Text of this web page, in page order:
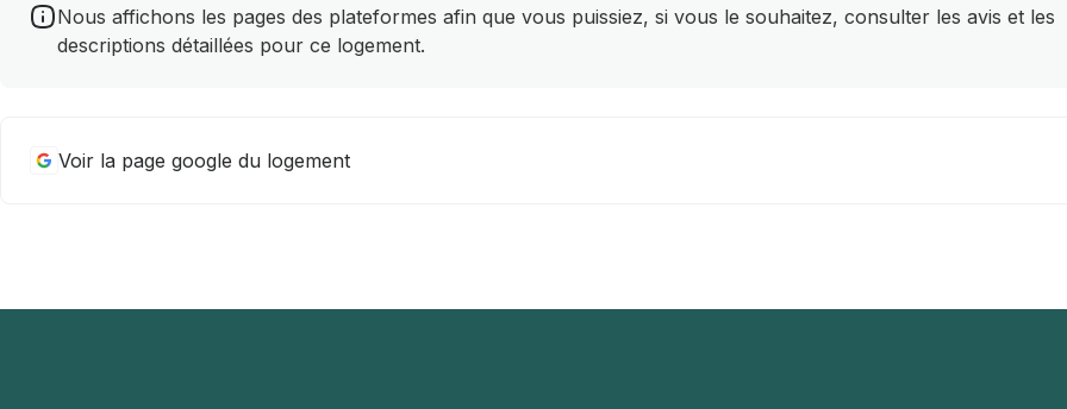
Nous affichons les pages des plateformes afin que vous puissiez, si vous le souhaitez, consulter les avis et les
descriptions détaillées pour ce logement.
Voir la page google du logement